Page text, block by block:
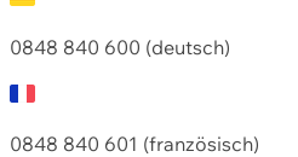
0848 840 600 (deutsch)
0848 840 601 (französisch)